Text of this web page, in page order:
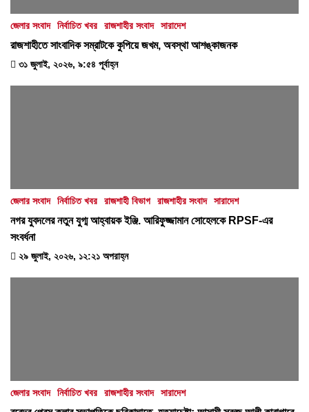
জেলার সংবাদ নির্বাচিত খবর রাজশাহীর সংবাদ সারাদেশ
রাজশাহীতে সাংবাদিক সম্রাটকে কুপিয়ে জখম, অবস্থা আশঙ্কাজনক
৩১ জুলাই, ২০২৬, ৯:৫৪ পূর্বাহ্ন
জেলার সংবাদ নির্বাচিত খবর রাজশাহী বিভাগ রাজশাহীর সংবাদ সারাদেশ
নগর যুবদলের নতুন যুগ্ম আহ্বায়ক ইঞ্জি. আরিফুজ্জামান সোহেলকে RPSF-এর
সংবর্ধনা
২৯ জুলাই, ২০২৬, ১২:২১ অপরাহ্ন
জেলার সংবাদ নির্বাচিত খবর রাজশাহীর সংবাদ সারাদেশ